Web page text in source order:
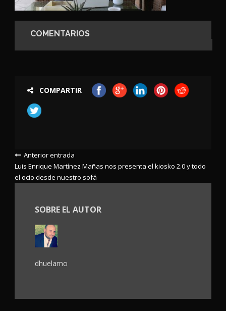
COMENTARIOS
COMPARTIR
Anterior entrada
Luis Enrique Martínez Mañas nos presenta el kiosko 2.0 y todo
el ocio desde nuestro sofá
SOBRE EL AUTOR
dhuelamo